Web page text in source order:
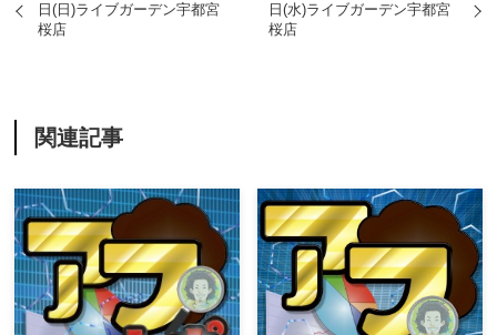
日(日)ライブガーデン宇都宮
桜店
日(水)ライブガーデン宇都宮
桜店
関連記事